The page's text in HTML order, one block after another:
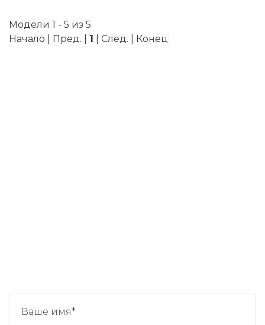
Модели 1 - 5 из 5
Начало | Пред. | 1 | След. | Конец